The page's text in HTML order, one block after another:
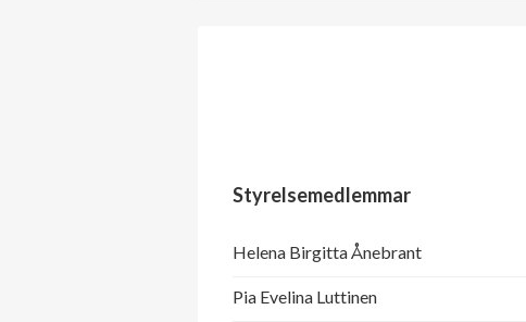
Styrelsemedlemmar
Helena Birgitta Ånebrant
Pia Evelina Luttinen